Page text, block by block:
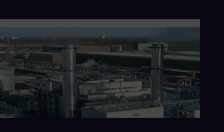
STC-GV（80-6）压缩机、发电机、NEM热回收蒸汽发生器
使用相同数量的能源，尿素的效率和产量提高了 11%，氨的产量
提高了 9%